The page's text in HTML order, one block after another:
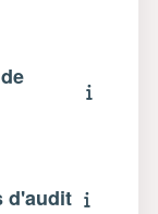
d'audit